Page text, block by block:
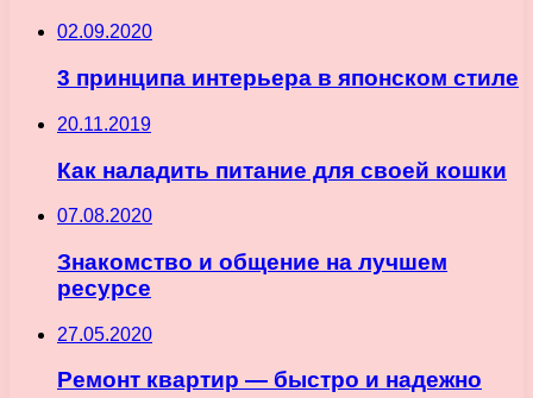
02.09.2020
3 принципа интерьера в японском стиле
20.11.2019
Как наладить питание для своей кошки
07.08.2020
Знакомство и общение на лучшем
ресурсе
27.05.2020
Ремонт квартир — быстро и надежно